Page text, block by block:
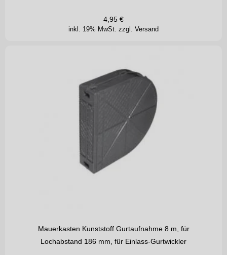
inkl. 19% MwSt. zzgl. Versand
4,95 €
Mauerkasten Kunststoff Gurtaufnahme 8 m, für
Lochabstand 186 mm, für Einlass-Gurtwickler